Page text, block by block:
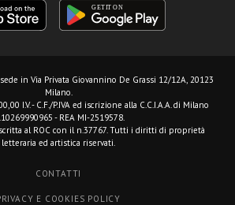
in Via Privata Giovannino De Grassi 12/12A, 20123
Milano.
I.V. - C.F./P.IVA ed iscrizione alla C.C.I.A.A. di Milano
- REA MI-2519578.
al ROC con il n.37767. Tutti i diritti di proprietà
letteraria ed artistica riservati.
CONTATTI
E COOKIES POLICY